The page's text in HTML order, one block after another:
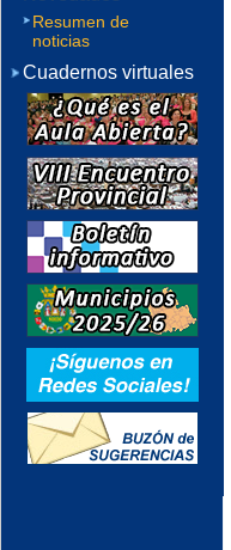
Resumen de
noticias
Cuadernos virtuales